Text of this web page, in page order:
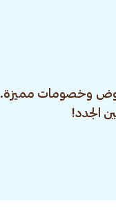
وخصومات مميزة.
الجدد!